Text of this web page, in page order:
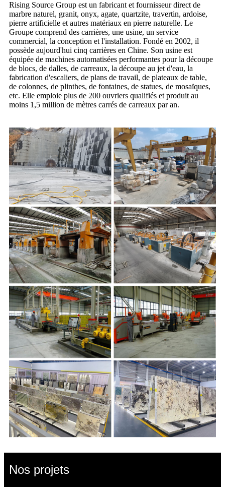
Rising Source Group est un fabricant et fournisseur direct de
marbre naturel, granit, onyx, agate, quartzite, travertin, ardoise,
pierre artificielle et autres matériaux en pierre naturelle. Le
Groupe comprend des carrières, une usine, un service
commercial, la conception et l'installation. Fondé en 2002, il
possède aujourd'hui cinq carrières en Chine. Son usine est
équipée de machines automatisées performantes pour la découpe
de blocs, de dalles, de carreaux, la découpe au jet d'eau, la
fabrication d'escaliers, de plans de travail, de plateaux de table,
de colonnes, de plinthes, de fontaines, de statues, de mosaïques,
etc. Elle emploie plus de 200 ouvriers qualifiés et produit au
moins 1,5 million de mètres carrés de carreaux par an.
Nos projets